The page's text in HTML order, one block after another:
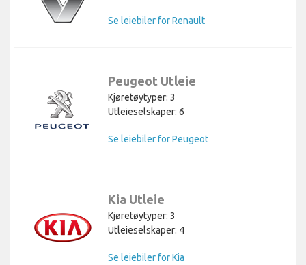
Se leiebiler for Renault
Peugeot Utleie
Kjøretøytyper: 3
Utleieselskaper: 6
Se leiebiler for Peugeot
Kia Utleie
Kjøretøytyper: 3
Utleieselskaper: 4
Se leiebiler for Kia